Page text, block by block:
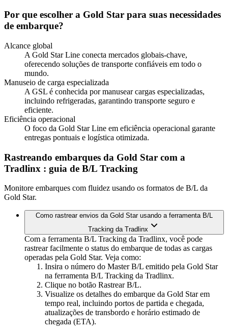
Por que escolher a Gold Star para suas necessidades
de embarque?
Alcance global
A Gold Star Line conecta mercados globais-chave,
oferecendo soluções de transporte confiáveis em todo o
mundo.
Manuseio de carga especializada
A GSL é conhecida por manusear cargas especializadas,
incluindo refrigeradas, garantindo transporte seguro e
eficiente.
Eficiência operacional
O foco da Gold Star Line em eficiência operacional garante
entregas pontuais e logística otimizada.
Rastreando embarques da Gold Star com a
Tradlinx : guia de B/L Tracking
Monitore embarques com fluidez usando os formatos de B/L da
Gold Star.
Como rastrear envios da Gold Star usando a ferramenta B/L
Tracking da Tradlinx
Com a ferramenta B/L Tracking da Tradlinx, você pode
rastrear facilmente o status do embarque de todas as cargas
operadas pela Gold Star. Veja como:
Insira o número do Master B/L emitido pela Gold Star
na ferramenta B/L Tracking da Tradlinx.
Clique no botão Rastrear B/L.
Visualize os detalhes do embarque da Gold Star em
tempo real, incluindo portos de partida e chegada,
atualizações de transbordo e horário estimado de
chegada (ETA).